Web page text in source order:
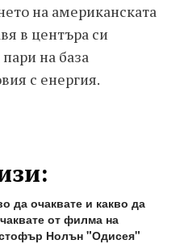
на американската
в центъра си
на база
с енергия.
да очаквате и какво да
от филма на
Нолън "Одисея"